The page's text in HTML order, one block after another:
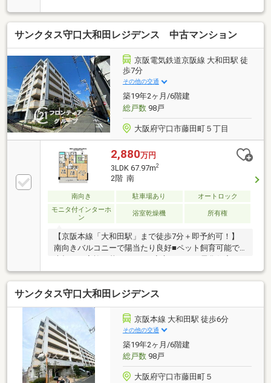
済み！〇最上階につき眺望良好〇浴室乾燥機付き〇便
利な廊下収納付いてます〇教育施設まで徒歩10分圏内
〇イオンモール大日まで自転車で9分！●駐車場完備で
お車でのご来店も安心●キッズスペース完備●Google
口コミにて高評価を頂いております♪●住宅ローンのご
相談が増加傾向にあります。 不安や疑問を一緒に解
決していきましょう！他社・他サイトの掲載物件もま
とめてご見学・ご提案可能です♪ぜひご相談ください
(^^)
サンクタス守口大和田レジデンス 中古マンション
京阪電気鉄道京阪線 大和田駅 徒
歩7分
その他の交通
築19年2ヶ月/6階建
総戸数98戸
大阪府守口市藤田町５丁目
2,880万円
3LDK 67.97m2
2階 南
南向き 駐車場あり
オートロック
モニタ付インターホ
ン
浴室乾燥機 所有権
【京阪本線「大和田駅」まで徒歩7分＋即予約可！】
南向きバルコニーで陽当たり良好■ペット飼育可能で
大切なご家族と暮らせます■安心のオール電化住宅
■LDK15.3帖と各居室収納付きの3LDK
サンクタス守口大和田レジデンス
京阪本線 大和田駅 徒歩6分
その他の交通
築19年2ヶ月/6階建
総戸数98戸
大阪府守口市藤田町５